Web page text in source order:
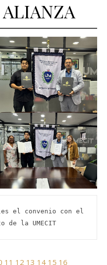
el convenio con el
de la UMECIT
11 12 13 14 15 16